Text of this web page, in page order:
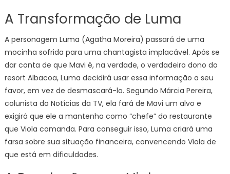
A Transformação de Luma
A personagem Luma (Agatha Moreira) passará de uma
mocinha sofrida para uma chantagista implacável. Após se
dar conta de que Mavi é, na verdade, o verdadeiro dono do
resort Albacoa, Luma decidirá usar essa informação a seu
favor, em vez de desmascará-lo. Segundo Márcia Pereira,
colunista do Notícias da TV, ela fará de Mavi um alvo e
exigirá que ele a mantenha como “chefe” do restaurante
que Viola comanda. Para conseguir isso, Luma criará uma
farsa sobre sua situação financeira, convencendo Viola de
que está em dificuldades.